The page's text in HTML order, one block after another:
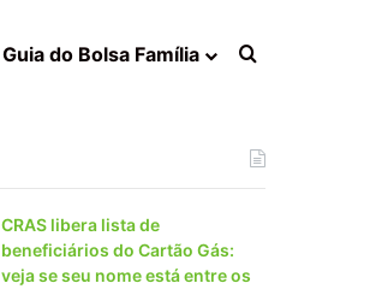
Guia do Bolsa Família Procurar por
CRAS libera lista de
beneficiários do Cartão Gás:
veja se seu nome está entre os